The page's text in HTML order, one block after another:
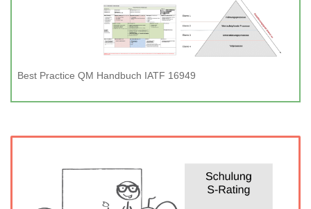
Best Practice QM Handbuch IATF 16949